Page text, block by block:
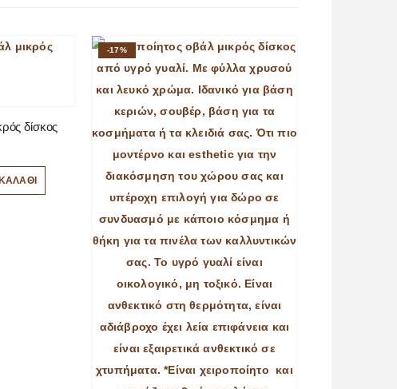
δίσκος
-17%